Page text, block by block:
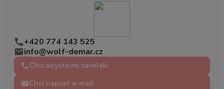
+420 774 143 525
info@wolf-demar.cz
Chci abyste mi zavolali
Chci napsat e-mail